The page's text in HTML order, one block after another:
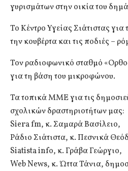
γυρισμάτων στην οικία του
Το Κέντρο Υγείας Σιάτιστας
την κουβέρτα και τις ποδιές –
Τον ραδιοφωνικό σταθμό
για τη βάση του μικροφώνου.
Τα τοπικά ΜΜΕ για τις
σχολικών δραστηριοτήτων μας:
Siera fm, κ. Σαμαρά Βασίλειο,
Ράδιο Σιάτιστα, κ. Πεσνικά
Siatista info, κ. Γράβα Γεώργιο,
Web News, κ. Ώττα Τάνια,